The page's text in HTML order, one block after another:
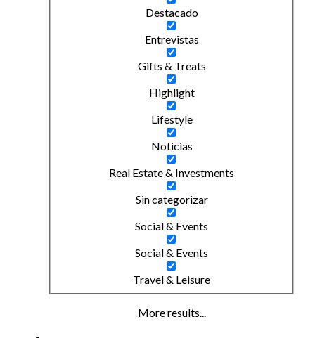
Destacado
Entrevistas
Gifts & Treats
Highlight
Lifestyle
Noticias
Real Estate & Investments
Sin categorizar
Social & Events
Social & Events
Travel & Leisure
More results...